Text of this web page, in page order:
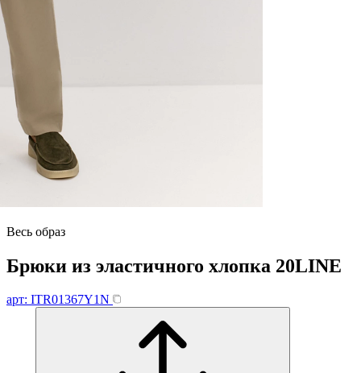
Весь образ
Брюки из эластичного хлопка 20LINE
арт: ITR01367Y1N